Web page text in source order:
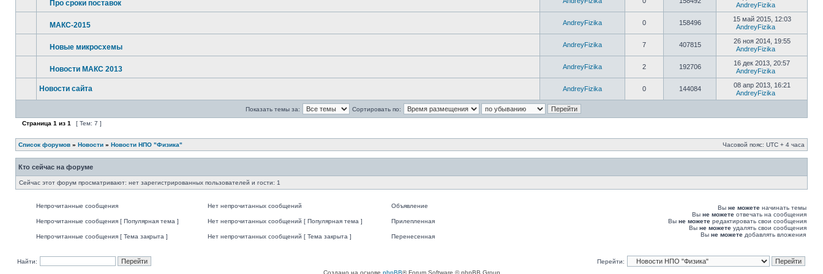
Про сроки поставок
AndreyFizika
МАКС-2015 AndreyFizika 0 158496
15 май 2015, 12:03
AndreyFizika
Новые микросхемы AndreyFizika 7 407815
26 ноя 2014, 19:55
AndreyFizika
Новости МАКС 2013 AndreyFizika 2 192706
16 дек 2013, 20:57
AndreyFizika
Новости сайта AndreyFizika 0 144084
08 апр 2013, 16:21
AndreyFizika
Показать темы за: Сортировать по:
Страница 1 из 1 [ Тем: 7 ]
Список форумов » Новости » Новости НПО "Физика" Часовой пояс: UTC + 4 часа
Кто сейчас на форуме
Сейчас этот форум просматривают: нет зарегистрированных пользователей и гости: 1
Непрочитанные сообщения Нет непрочитанных сообщений Объявление
Непрочитанные сообщения [ Популярная тема ] Нет непрочитанных сообщений [ Популярная тема ] Прилепленная
Непрочитанные сообщения [ Тема закрыта ] Нет непрочитанных сообщений [ Тема закрыта ] Перенесенная
Вы не можете начинать темы
Вы не можете отвечать на сообщения
Вы не можете редактировать свои сообщения
Вы не можете удалять свои сообщения
Вы не можете добавлять вложения
Найти:
Перейти:
Создано на основе phpBB® Forum Software © phpBB Group